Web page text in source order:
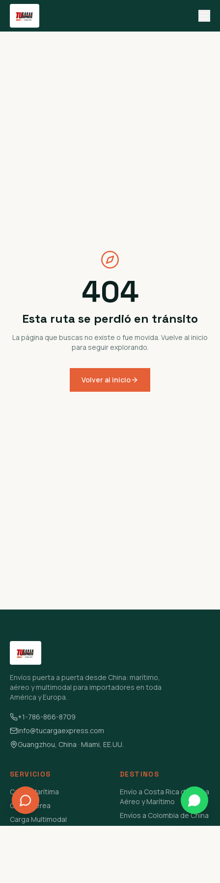
404
Esta ruta se perdió en tránsito
La página que buscas no existe o fue movida. Vuelve al inicio
para seguir explorando.
Volver al inicio
Envíos puerta a puerta desde China: marítimo,
aéreo y multimodal para importadores en toda
América y Europa.
+1-786-866-8709
info@tucargaexpress.com
Guangzhou, China · Miami, EE.UU.
SERVICIOS
Carga Marítima
Carga Aérea
Carga Multimodal
DESTINOS
Envío a Costa Rica de China
Aéreo y Marítimo
Envíos a Colombia de China